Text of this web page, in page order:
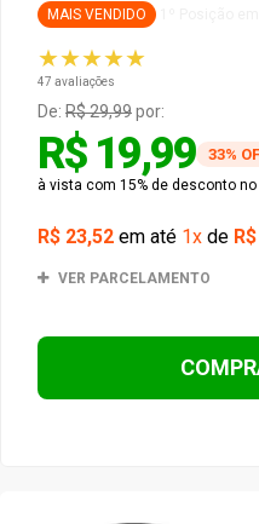
MAIS VENDIDO
★★★★★
47 avaliações
De: R$ 29,99por:
R$ 19,99 33%
à vista com 15% de desconto
R$ 23,52 em até 1x de
VER PARCELAMENTO